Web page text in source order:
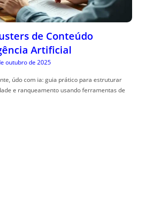
de Conteúdo
Artificial
outubro de 2025
údo com ia: guia prático para estruturar
e ranqueamento usando ferramentas de